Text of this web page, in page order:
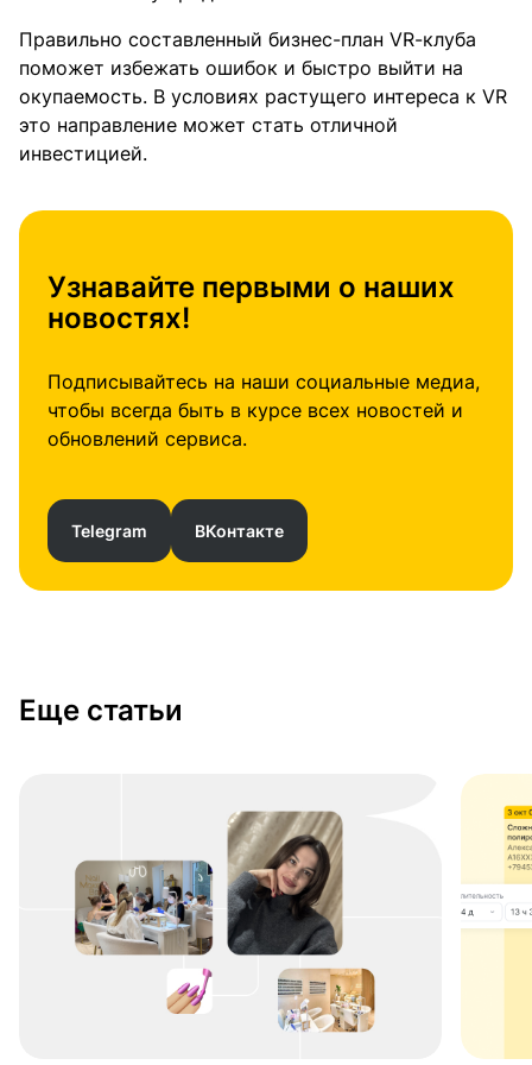
Правильно составленный бизнес-план VR-клуба
поможет избежать ошибок и быстро выйти на
окупаемость. В условиях растущего интереса к VR
это направление может стать отличной
инвестицией.
Узнавайте первыми о наших
новостях!
Подписывайтесь на наши социальные медиа,
чтобы всегда быть в курсе всех новостей и
обновлений сервиса.
Telegram ВКонтакте
Еще статьи